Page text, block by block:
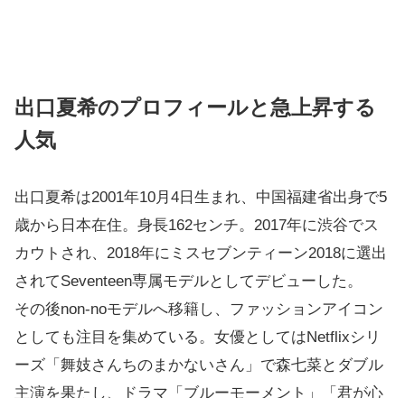
出口夏希のプロフィールと急上昇する
人気
出口夏希は2001年10月4日生まれ、中国福建省出身で5
歳から日本在住。身長162センチ。2017年に渋谷でス
カウトされ、2018年にミスセブンティーン2018に選出
されてSeventeen専属モデルとしてデビューした。
その後non-noモデルへ移籍し、ファッションアイコン
としても注目を集めている。女優としてはNetflixシリ
ーズ「舞妓さんちのまかないさん」で森七菜とダブル
主演を果たし、ドラマ「ブルーモーメント」「君が心